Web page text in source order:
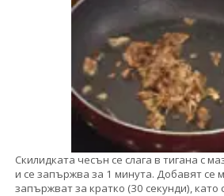
Скилидката чесън се слага в тигана с
и се запържва за 1 минута. Добавят се
запържват за кратко (30 секунди), като